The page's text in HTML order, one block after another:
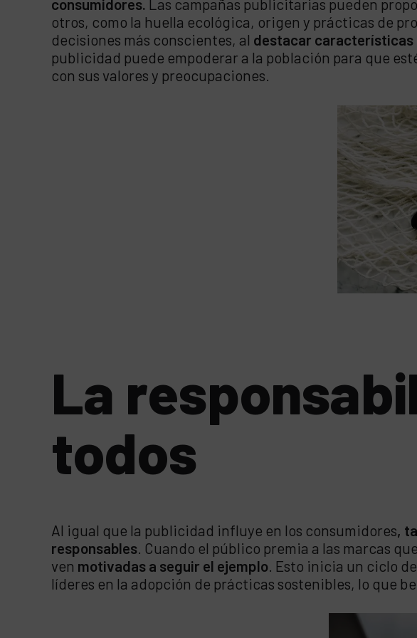
consumidores. Las campañas publicitarias pueden
otros, como la huella ecológica, origen y prácticas de
decisiones más conscientes, al destacar características
publicidad puede empoderar a la población para que
con sus valores y preocupaciones.
La
todos
Al igual que la publicidad influye en los consumidores,
responsables . Cuando el público premia a las marcas
ven motivadas a seguir el ejemplo . Esto inicia un ciclo
líderes en la adopción de prácticas sostenibles, lo que